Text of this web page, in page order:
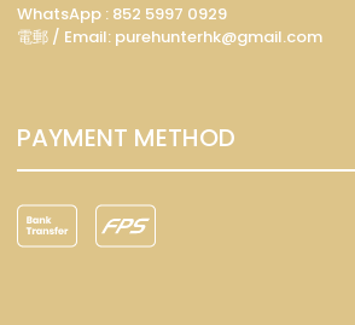
WhatsApp : 852 5997 0929
電郵 / Email: purehunterhk@gmail.com
PAYMENT METHOD